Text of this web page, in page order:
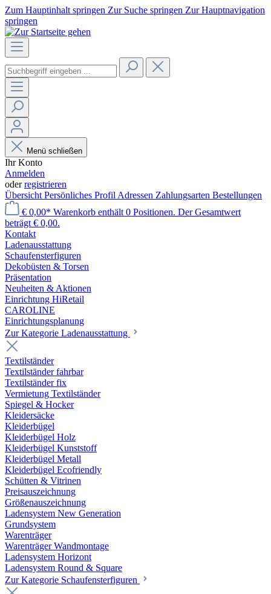
Zum Hauptinhalt springen Zur Suche springen Zur Hauptnavigation
springen
Menü schließen
Ihr Konto
Anmelden
oderregistrieren
Übersicht Persönliches Profil Adressen Zahlungsarten Bestellungen
€ 0,00* Warenkorb enthält 0 Positionen. Der Gesamtwert
beträgt € 0,00.
Kontakt
Laden­ausstattung
Schaufenster­figuren
Dekobüsten & Torsen
Präsentation
Neuheiten & Aktionen
Einrichtung HiRetail
CAROLINE
Einrichtungsplanung
Zur Kategorie Laden­ausstattung
Textilständer
Textilständer fahrbar
Textilständer fix
Vermietung Textilständer
Spiegel & Hocker
Kleidersäcke
Kleiderbügel
Kleiderbügel Holz
Kleiderbügel Kunststoff
Kleiderbügel Metall
Kleiderbügel Ecofriendly
Schütten & Vitrinen
Preisauszeichnung
Größenauszeichnung
Ladensystem New Generation
Grundsystem
Warenträger
Warenträger Wandmontage
Ladensystem Horizont
Ladensystem Round & Square
Zur Kategorie Schaufenster­figuren